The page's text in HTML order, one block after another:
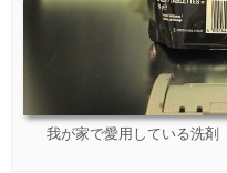
我が家で愛用している洗剤